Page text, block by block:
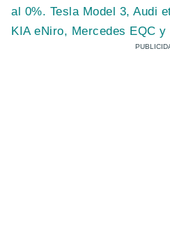
al 0%. Tesla Model 3, Audi
KIA eNiro, Mercedes EQC